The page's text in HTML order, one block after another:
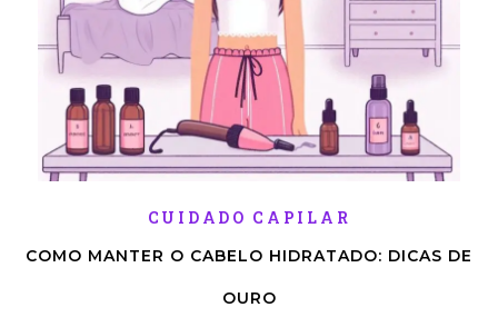
CUIDADO CAPILAR
COMO MANTER O CABELO HIDRATADO: DICAS DE
OURO